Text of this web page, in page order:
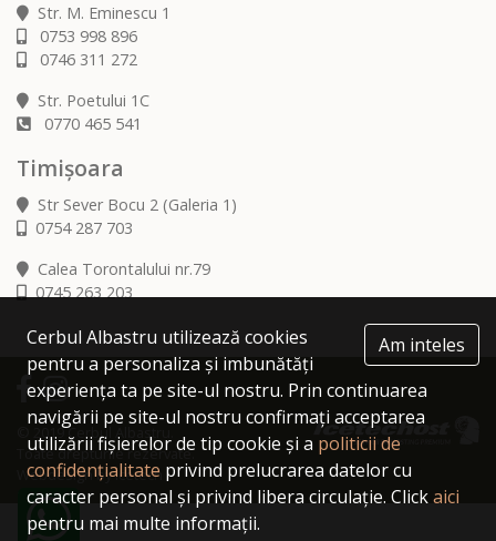
Str. M. Eminescu 1
0753 998 896
0746 311 272
Str. Poetului 1C
0770 465 541
Timișoara
Str Sever Bocu 2 (Galeria 1)
0754 287 703
Calea Torontalului nr.79
0745 263 203
© 2019 Cerbul Albastru.
Toate drepturile rezervate.
Webdesign by Icetech
Am inteles
Cerbul Albastru utilizează cookies
pentru a personaliza și imbunătăți
experiența ta pe site-ul nostru. Prin continuarea
navigării pe site-ul nostru confirmați acceptarea
utilizării fișierelor de tip cookie și a politicii de
confidențialitate privind prelucrarea datelor cu
caracter personal și privind libera circulație. Clickaici
pentru mai multe informații.